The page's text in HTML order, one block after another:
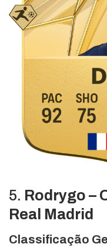
5. Rodrygo –
Real Madrid
Classificação